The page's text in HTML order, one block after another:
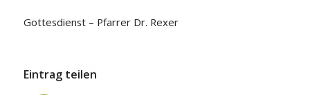
Gottesdienst – Pfarrer Dr. Rexer
Eintrag teilen